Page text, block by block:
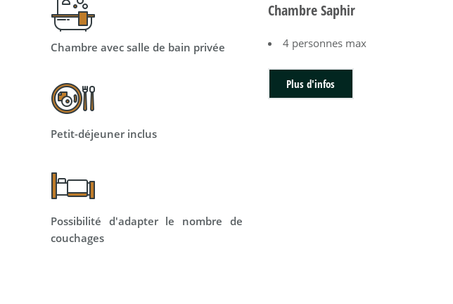
Chambre avec salle de bain privée
Petit-déjeuner inclus
Possibilité d'adapter le nombre de
couchages
Chambre Saphir
4 personnes max
Plus d'infos